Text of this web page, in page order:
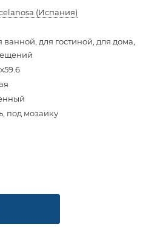
(Испания)
ванной, для гостиной, для дома,
под мозаику